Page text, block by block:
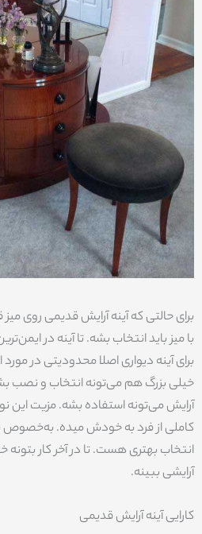
برای حالتی که آینه آرایش قدیمی روی
با میز باید انتخاب بشه. تا آینه در
برای آینه دیواری اصلا محدودیتی در
خیلی بزرگ هم می‌تونه انتخاب و نصب
آرایش می‌تونه استفاده بشه. مزیت این
کاملی از فرد به خودش میده. به‌خصوص
انتخاب بهتری هست. تا در آخر کار
آرایشی ببینه.
کارایی آینه آرایش قدیمی